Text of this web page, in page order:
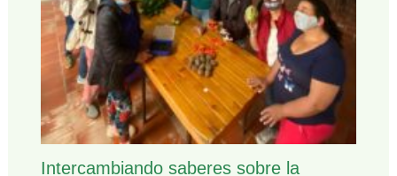
Intercambiando saberes sobre la